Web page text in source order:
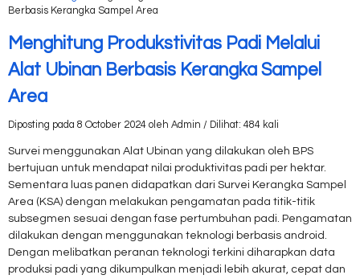
Berbasis Kerangka Sampel Area
Menghitung Produkstivitas Padi Melalui
Alat Ubinan Berbasis Kerangka Sampel
Area
Diposting pada 8 October 2024 oleh Admin / Dilihat: 484 kali
Survei menggunakan Alat Ubinan yang dilakukan oleh BPS
bertujuan untuk mendapat nilai produktivitas padi per hektar.
Sementara luas panen didapatkan dari Survei Kerangka Sampel
Area (KSA) dengan melakukan pengamatan pada titik-titik
subsegmen sesuai dengan fase pertumbuhan padi. Pengamatan
dilakukan dengan menggunakan teknologi berbasis android.
Dengan melibatkan peranan teknologi terkini diharapkan data
produksi padi yang dikumpulkan menjadi lebih akurat, cepat dan